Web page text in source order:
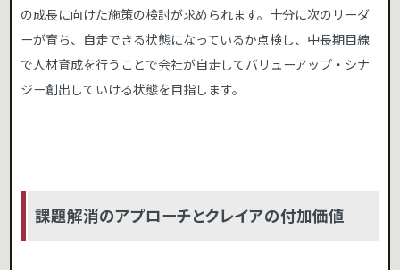
の成長に向けた施策の検討が求められます。十分に次のリーダ
ーが育ち、自走できる状態になっているか点検し、中長期目線
で人材育成を行うことで会社が自走してバリューアップ・シナ
ジー創出していける状態を目指します。
課題解消のアプローチとクレイアの付加価値